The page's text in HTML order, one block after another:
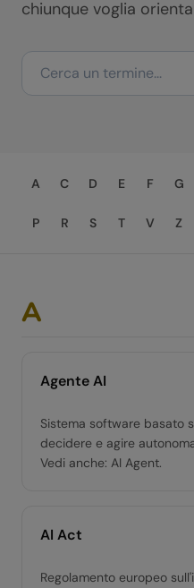
chiunque voglia
A C D E F G
P R S T V Z
A
Agente AI
Sistema software basato
decidere e agire
Vedi anche: AI Agent.
AI Act
Regolamento europeo